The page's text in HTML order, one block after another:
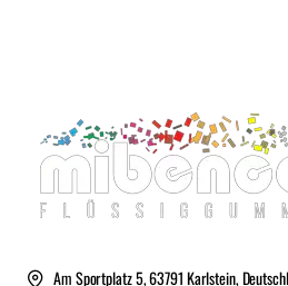
Am Sportplatz 5, 63791 Karlstein,